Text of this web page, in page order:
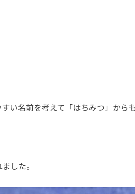
い名前を考えて「はちみつ」から
した。